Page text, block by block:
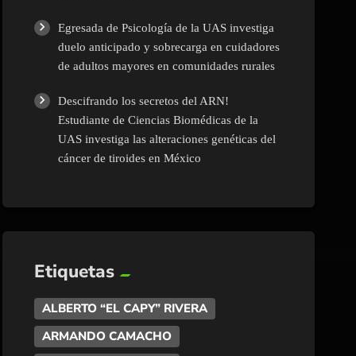
Egresada de Psicología de la UAS investiga
duelo anticipado y sobrecarga en cuidadores
de adultos mayores en comunidades rurales
Descifrando los secretos del ARN!
Estudiante de Ciencias Biomédicas de la
UAS investiga las alteraciones genéticas del
cáncer de tiroides en México
Etiquetas
ALBERTO “EL CAPY” RIVERA
ARMANDO CAMACHO